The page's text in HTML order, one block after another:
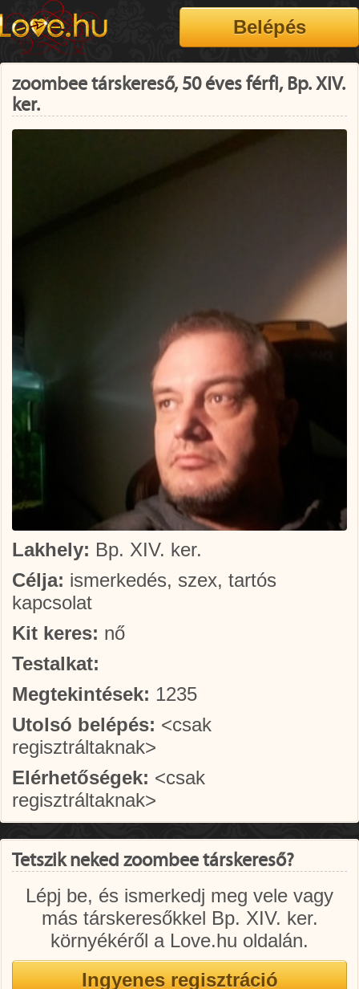
zoombee társkereső, 50 éves férfi, Bp. XIV.
ker.
Lakhely: Bp. XIV. ker.
Célja: ismerkedés, szex, tartós
kapcsolat
Kit keres: nő
Testalkat:
Megtekintések: 1235
Utolsó belépés: <csak
regisztráltaknak>
Elérhetőségek: <csak
regisztráltaknak>
Tetszik neked zoombee társkereső?
Lépj be, és ismerkedj meg vele vagy
más társkeresőkkel Bp. XIV. ker.
környékéről a Love.hu oldalán.